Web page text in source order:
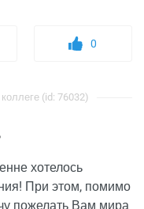
0
(id: 76032)
хотелось
При этом, помимо
пожелать Вам мира